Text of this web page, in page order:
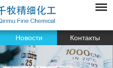
Новости Контакты